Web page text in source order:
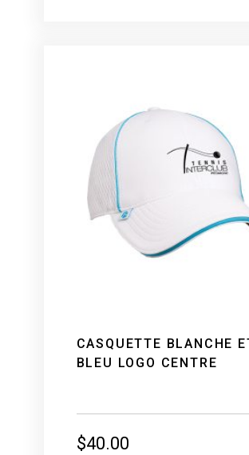
CASQUETTE BLANCHE
BLEU LOGO CENTRE
$40.00